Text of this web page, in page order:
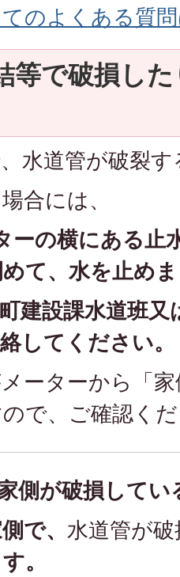
のよくある質
等で破損し
水道管が破裂
合には、
ーの横にある止
て、水を止め
建設課水道班又
してください。
ーターから「
で、ご確認く
側が破損してい
で、 水道管が
。